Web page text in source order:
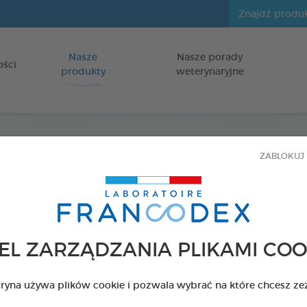
ZARZĄDZANIA PLIKAMI
używa plików cookie i pozwala wybrać na które chcesz
ZABLOKUJ
Idź do zawartości
Nasze
produkty
Nasze porady
weterynaryjne
dla psów i
Kod 179164 - EAN